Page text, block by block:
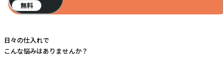
無料
日々の仕入れで
こんな悩みはありませんか？